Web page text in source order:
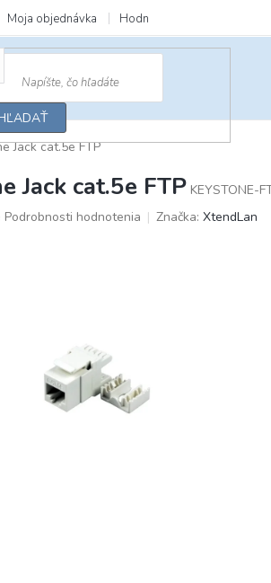
Moja objednávka Hodnotenie obchodu
Jack cat.5e FTP
Jack cat.5e FTP KEYSTONE-
Podrobnosti hodnotenia Značka: XtendLan